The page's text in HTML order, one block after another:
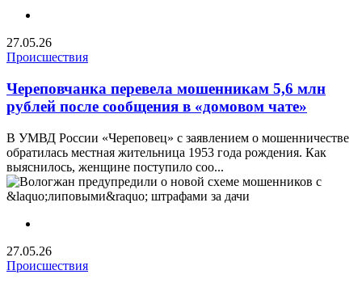
27.05.26
Происшествия
Череповчанка перевела мошенникам 5,6 млн
рублей после сообщения в «домовом чате»
В УМВД России «Череповец» с заявлением о мошенничестве
обратилась местная жительница 1953 года рождения. Как
выяснилось, женщине поступило соо...
27.05.26
Происшествия